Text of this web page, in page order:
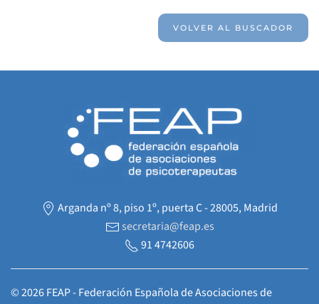
VOLVER AL BUSCADOR
Arganda nº 8, piso 1º, puerta C - 28005, Madrid
secretaria@feap.es
91 4742606
©2026FEAP - Federación Española de Asociaciones de